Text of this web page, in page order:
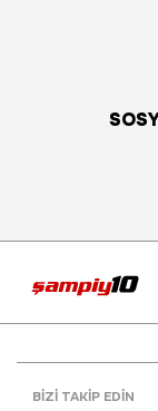
BİZİ TAKİP EDİN